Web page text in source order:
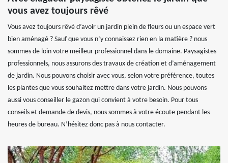
vous avez toujours rêvé
Vous avez toujours rêvé d’avoir un jardin plein de fleurs ou un espace vert
bien aménagé ? Sauf que vous n’y connaissez rien en la matière ? nous
sommes de loin votre meilleur professionnel dans le domaine. Paysagistes
professionnels, nous assurons des travaux de création et d’aménagement
de jardin. Nous pouvons choisir avec vous, selon votre préférence, toutes
les plantes que vous souhaitez mettre dans votre jardin. Nous pouvons
aussi vous conseiller le gazon qui convient à votre besoin. Pour tous
conseils et demande de devis, nous sommes à votre écoute pendant les
heures de bureau. N’hésitez donc pas à nous contacter.